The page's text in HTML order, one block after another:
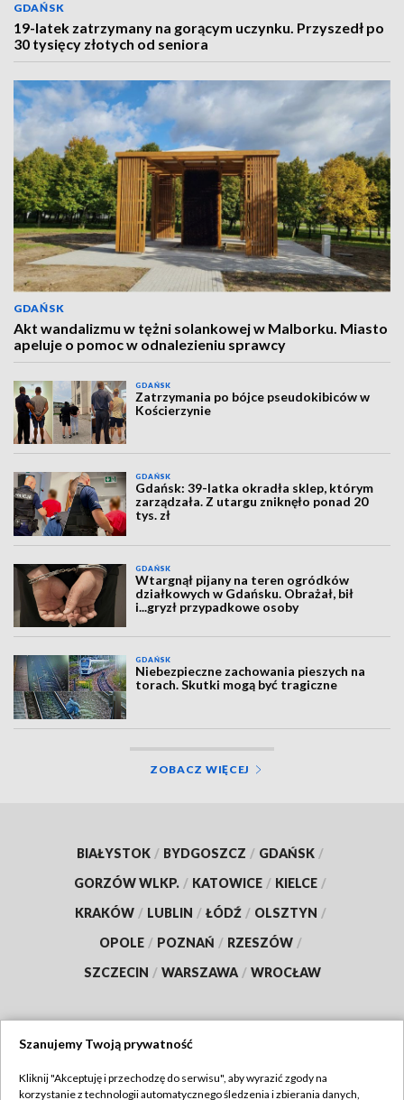
GDAŃSK
19-latek zatrzymany na gorącym uczynku. Przyszedł po
30 tysięcy złotych od seniora
GDAŃSK
Akt wandalizmu w tężni solankowej w Malborku. Miasto
apeluje o pomoc w odnalezieniu sprawcy
GDAŃSK
Zatrzymania po bójce pseudokibiców w
Kościerzynie
GDAŃSK
Gdańsk: 39-latka okradła sklep, którym
zarządzała. Z utargu zniknęło ponad 20
tys. zł
GDAŃSK
Wtargnął pijany na teren ogródków
działkowych w Gdańsku. Obrażał, bił
i...gryzł przypadkowe osoby
GDAŃSK
Niebezpieczne zachowania pieszych na
torach. Skutki mogą być tragiczne
ZOBACZ WIĘCEJ
BIAŁYSTOK / BYDGOSZCZ / GDAŃSK /
GORZÓW WLKP. / KATOWICE / KIELCE /
KRAKÓW / LUBLIN / ŁÓDŹ / OLSZTYN /
OPOLE / POZNAŃ / RZESZÓW /
SZCZECIN / WARSZAWA / WROCŁAW
Szanujemy Twoją prywatność
Kliknij "Akceptuję i przechodzę do serwisu", aby wyrazić zgody na
korzystanie z technologii automatycznego śledzenia i zbierania danych,